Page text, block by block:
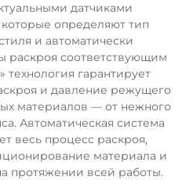
датчиками
которые определяют тип
и автоматически
раскроя соответствующим
технология гарантирует
и давление режущего
материалов — от нежного
Автоматическая система
весь процесс раскроя,
материала и
протяжении всей работы.